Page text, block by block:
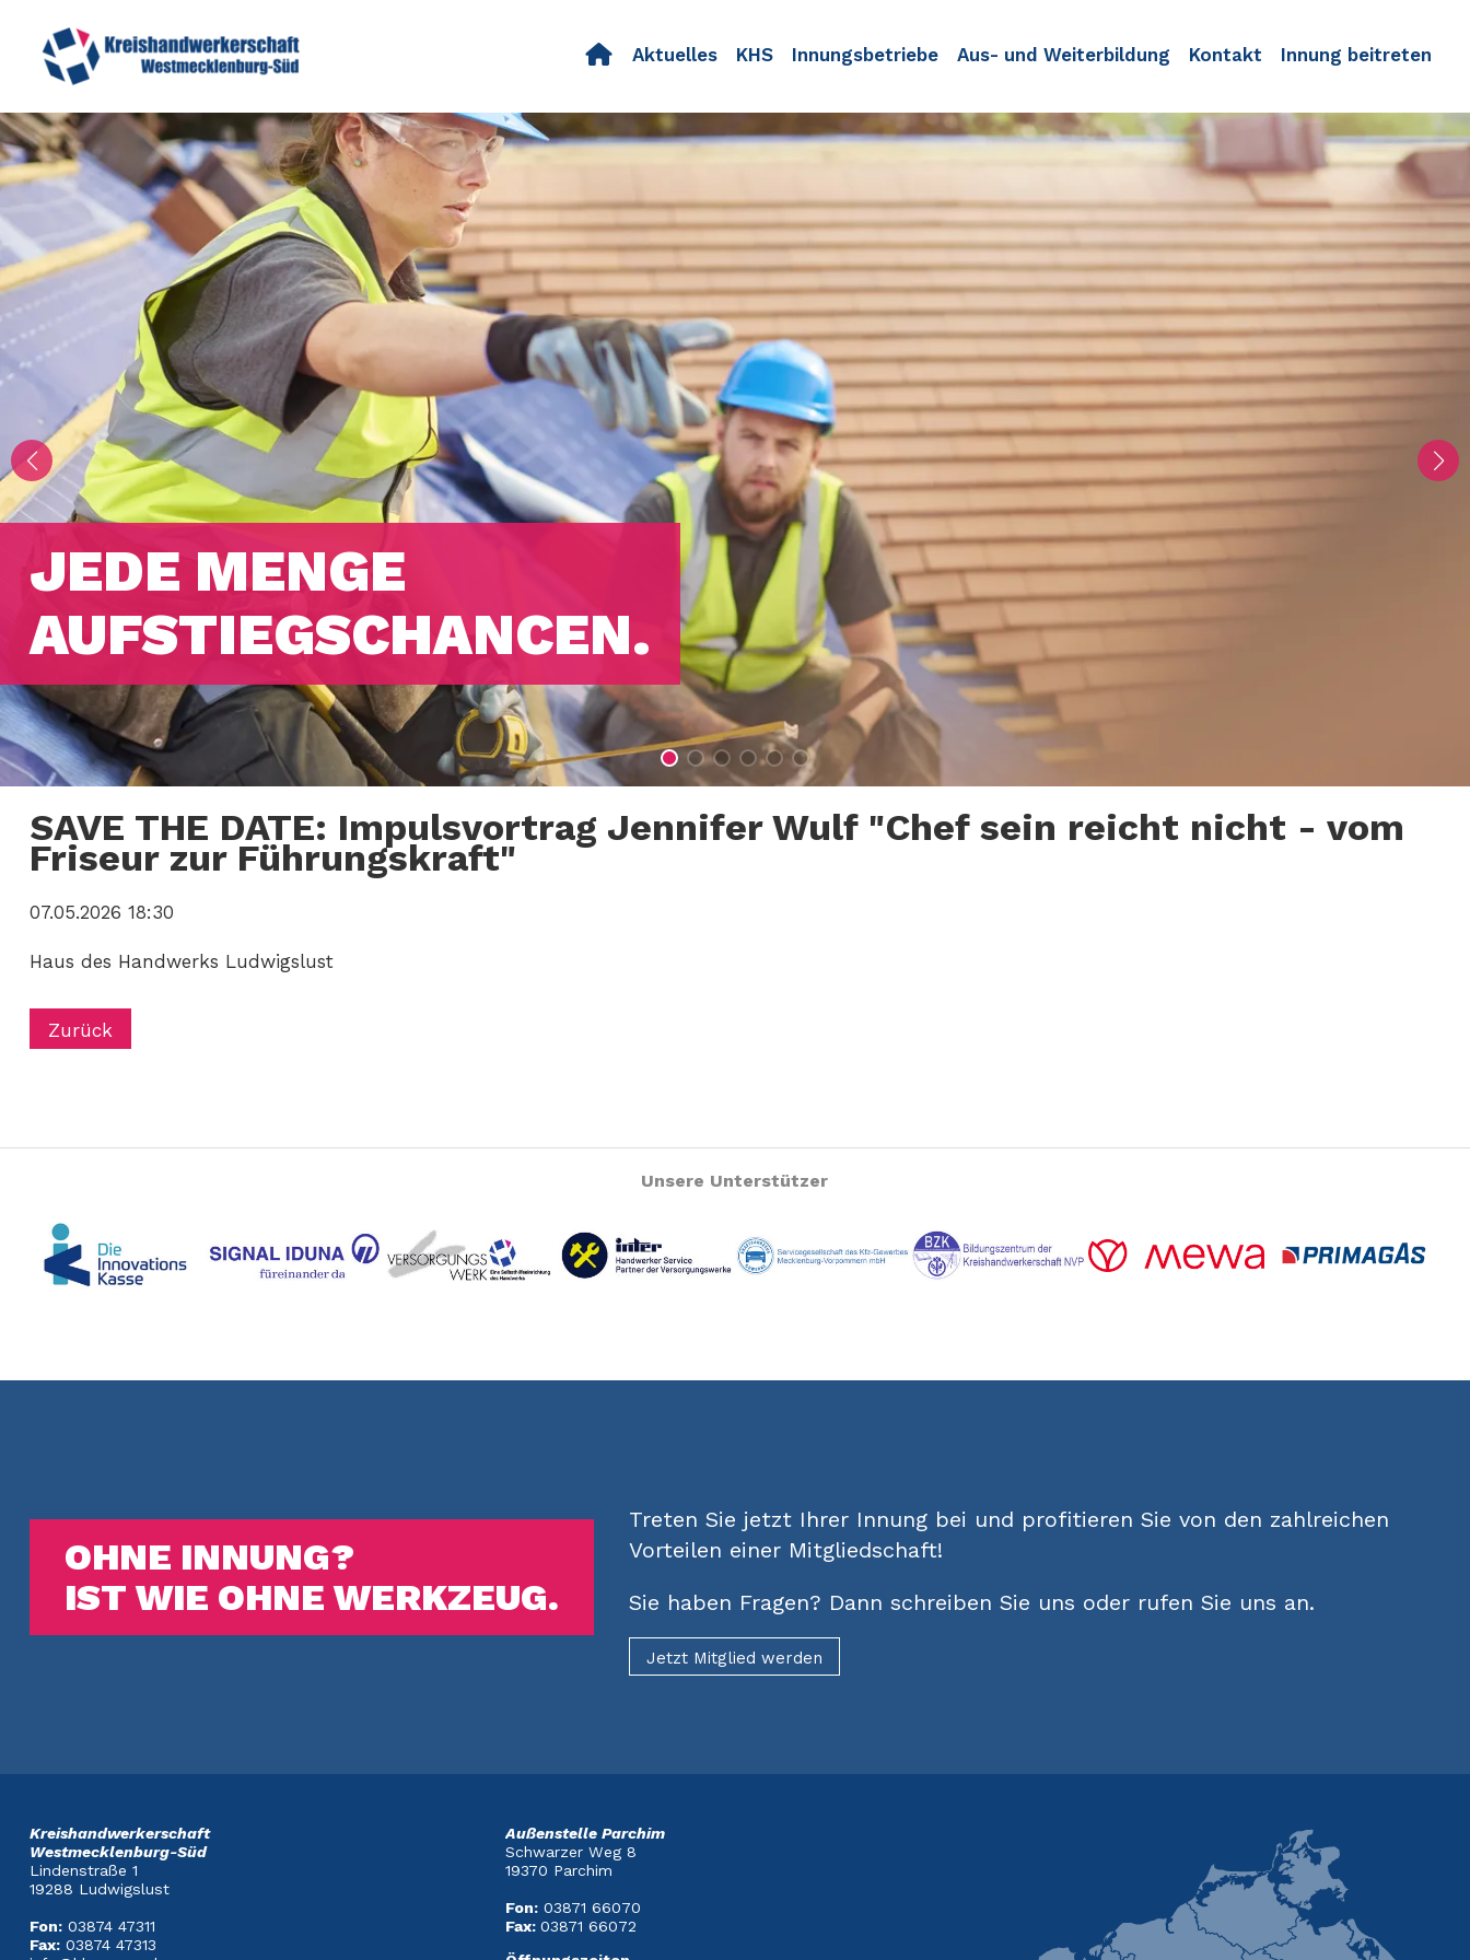
NavigationAktuelles KHS Innungsbetriebe Aus- und Weiterbildung Kontakt Innung beitreten
JEDE MENGE
AUFSTIEGSCHANCEN.
SAVE THE DATE: Impulsvortrag Jennifer Wulf "Chef sein reicht nicht - vom
Friseur zur Führungskraft"
07.05.2026 18:30
Haus des Handwerks Ludwigslust
Zurück
Unsere Unterstützer
OHNE INNUNG?
IST WIE OHNE WERKZEUG.
Treten Sie jetzt Ihrer Innung bei und profitieren Sie von den zahlreichen
Vorteilen einer Mitgliedschaft!
Sie haben Fragen? Dann schreiben Sie uns oder rufen Sie uns an.
Jetzt Mitglied werden
Kreishandwerkerschaft
Westmecklenburg-Süd
Lindenstraße 1
19288 Ludwigslust
Fon:03874 47311
Fax:03874 47313
Außenstelle Parchim
Schwarzer Weg 8
19370 Parchim
Fon: 03871 66070
Fax:03871 66072